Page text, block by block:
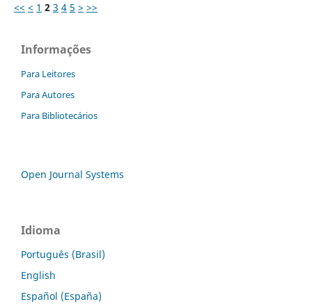
<< < 1 2 3 4 5 > >>
Informações
Para Leitores
Para Autores
Para Bibliotecários
Open Journal Systems
Idioma
Português (Brasil)
English
Español (España)